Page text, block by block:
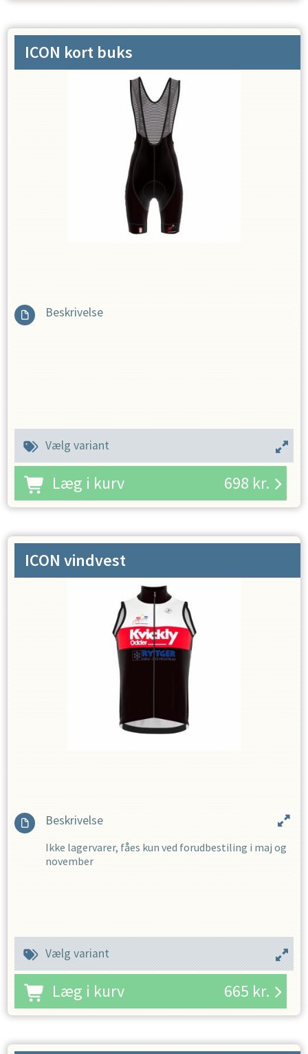
ICON kort buks
Beskrivelse
Læg i kurv 698 kr.
Vælg variant
ICON vindvest
Beskrivelse
Ikke lagervarer, fåes kun ved forudbestiling i maj og
november
Læg i kurv 665 kr.
Vælg variant